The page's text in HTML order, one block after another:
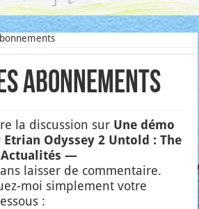
abonnements
la dis­cus­sion sur Une démo
Etrian Odys­sey 2 Untold : The
—
lais­ser de com­men­taire.
moi sim­ple­ment votre
: